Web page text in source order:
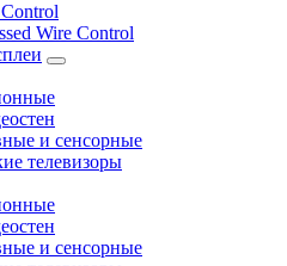
Wire Control
и сенсорные
телевизоры
и сенсорные